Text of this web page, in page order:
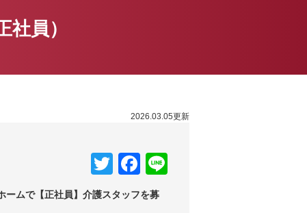
員）
2026.03.05更新
TwitterFacebook
ームで【正社員】介護スタッフを募